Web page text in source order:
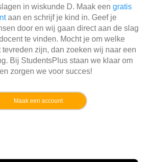
in wiskunde D. Maak een gratis
aan en schrijf je kind in. Geef je
door en wij gaan direct aan de slag
te vinden. Mocht je om welke
tevreden zijn, dan zoeken wij naar een
Bij StudentsPlus staan we klaar om
zorgen we voor succes!
Maak een account